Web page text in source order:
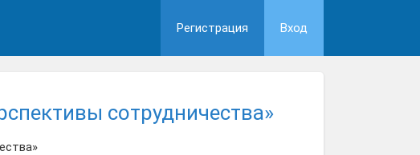
Регистрация Вход
сотрудничества»